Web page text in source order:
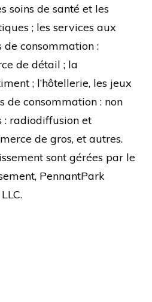
soins de santé et les
; les services aux
de consommation :
de détail ; la
; l’hôtellerie, les jeux
de consommation : non
: radiodiffusion et
de gros, et autres.
sont gérées par le
PennantPark